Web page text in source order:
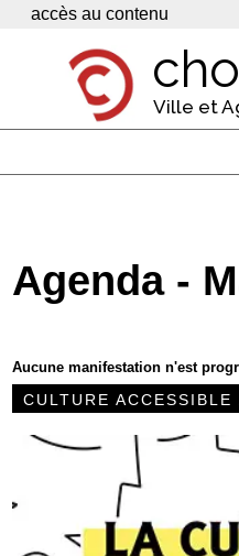
Panneau de gestion des cookies
accès au contenu
Ville et
Economie
Contacts
Agenda -
Aucune manifestation n'est
CULTURE ACCESSIBLE